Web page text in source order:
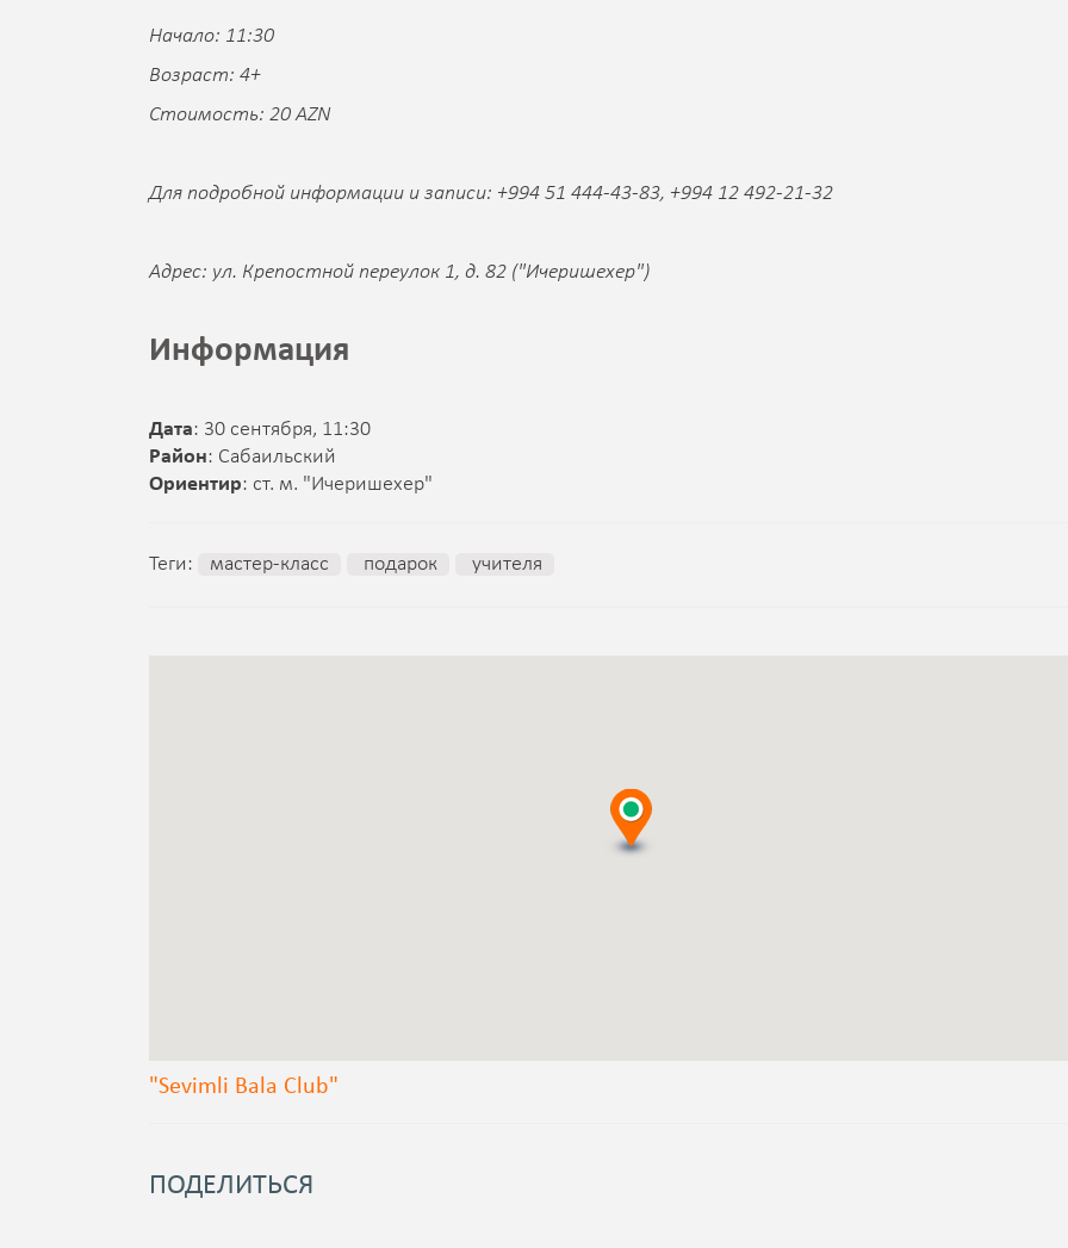
Начало: 11:30
Возраст: 4+
Стоимость: 20 AZN
Для подробной информации и записи: +994 51 444-43-83, +994 12 492-21-32
Адрес: ул. Крепостной переулок 1, д. 82 ("Ичеришехер")
Информация
Дата: 30 сентября, 11:30
Район: Сабаильский
Ориентир: ст. м. "Ичеришехер"
Теги: мастер-класс подарок учителя
"Sevimli Bala Club"
ПОДЕЛИТЬСЯ